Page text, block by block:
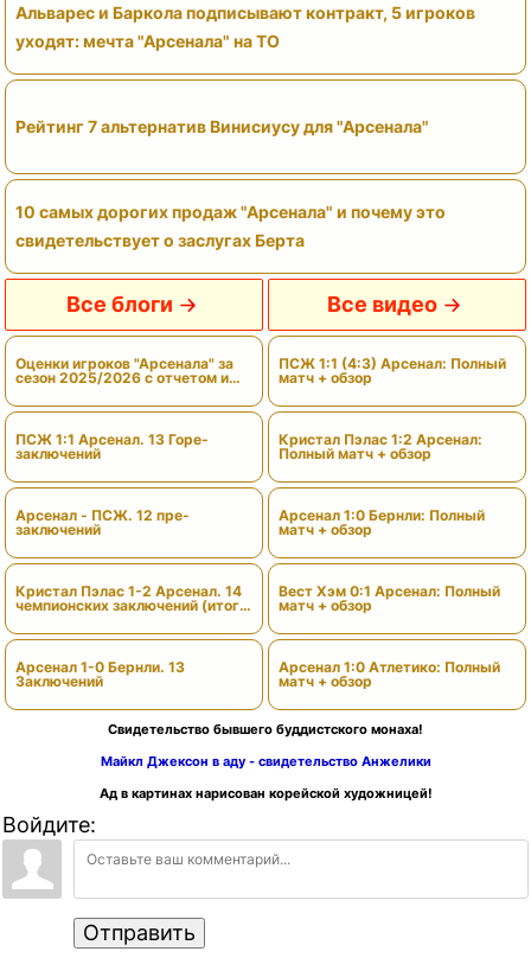
Альварес и Баркола подписывают контракт, 5 игроков
уходят: мечта "Арсенала" на ТО
Рейтинг 7 альтернатив Винисиусу для "Арсенала"
10 самых дорогих продаж "Арсенала" и почему это
свидетельствует о заслугах Берта
Все блоги
Оценки игроков "Арсенала" за
сезон 2025/2026 с отчетом и
ПСЖ 1:1 Арсенал. 13 Горе-
заключений
Арсенал - ПСЖ. 12 пре-
заключений
Кристал Пэлас 1-2 Арсенал. 14
чемпионских заключений (итоги
Арсенал 1-0 Бернли. 13
Заключений
Все видео
ПСЖ 1:1 (4:3) Арсенал: Полный
матч + обзор
Кристал Пэлас 1:2 Арсенал:
Полный матч + обзор
Арсенал 1:0 Бернли: Полный
матч + обзор
Вест Хэм 0:1 Арсенал: Полный
матч + обзор
Арсенал 1:0 Атлетико: Полный
матч + обзор
Свидетельство бывшего буддистского монаха!
Майкл Джексон в аду - свидетельство Анжелики
Ад в картинах нарисован корейской художницей!
Войдите:
Отправить